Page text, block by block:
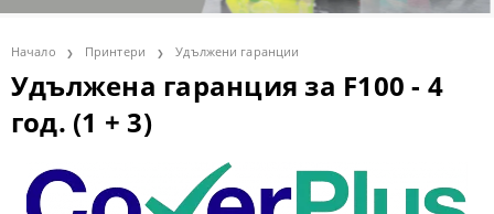
Начало Принтери Удължени гаранции
Удължена гаранция за F100 - 4
год. (1 + 3)